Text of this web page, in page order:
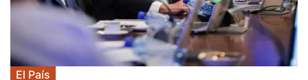
El País